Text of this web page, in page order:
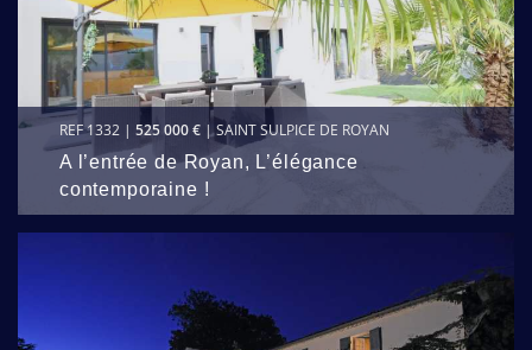
REF 1332 | 525 000 € | SAINT SULPICE DE ROYAN
A l’entrée de Royan, L’élégance
contemporaine !